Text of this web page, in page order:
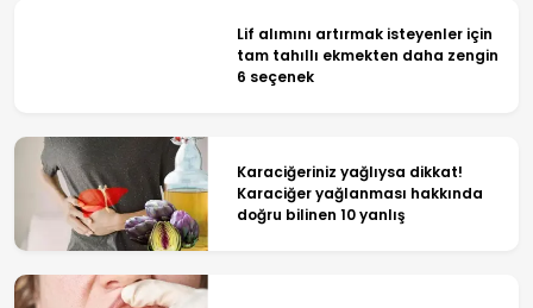
Lif alımını artırmak isteyenler için
tam tahıllı ekmekten daha zengin
6 seçenek
Karaciğeriniz yağlıysa dikkat!
Karaciğer yağlanması hakkında
doğru bilinen 10 yanlış